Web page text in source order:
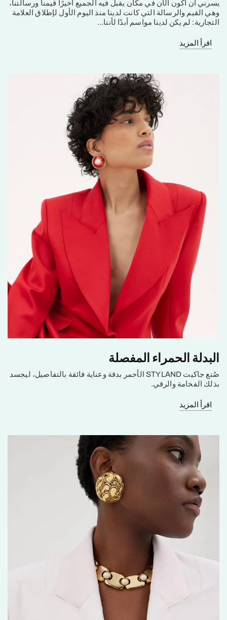
يسرني أن أكون الآن في مكان يقبل فيه الجميع أخيرًا قيمنا ورسالتنا،
وهي القيم والرسالة التي كانت لدينا منذ اليوم الأول لإطلاق العلامة
التجارية: لم يكن لدينا مواسم أبدًا لأننا...
اقرأ المزيد
البدلة الحمراء المفصلة
صُنع جاكيت STYLAND الأحمر بدقة وعناية فائقة بالتفاصيل، ليجسد
بذلك الفخامة والرقي.
اقرأ المزيد